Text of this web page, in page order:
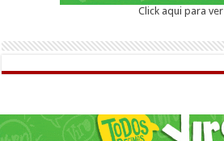
Click aqui para ver